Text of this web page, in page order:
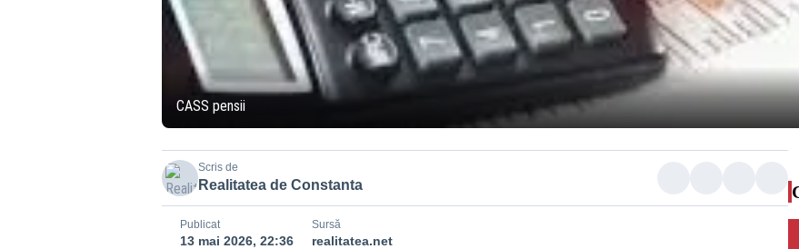
CASS pensii
Scris de
Realitatea de Constanta
Publicat
13 mai 2026, 22:36
Sursă
realitatea.net